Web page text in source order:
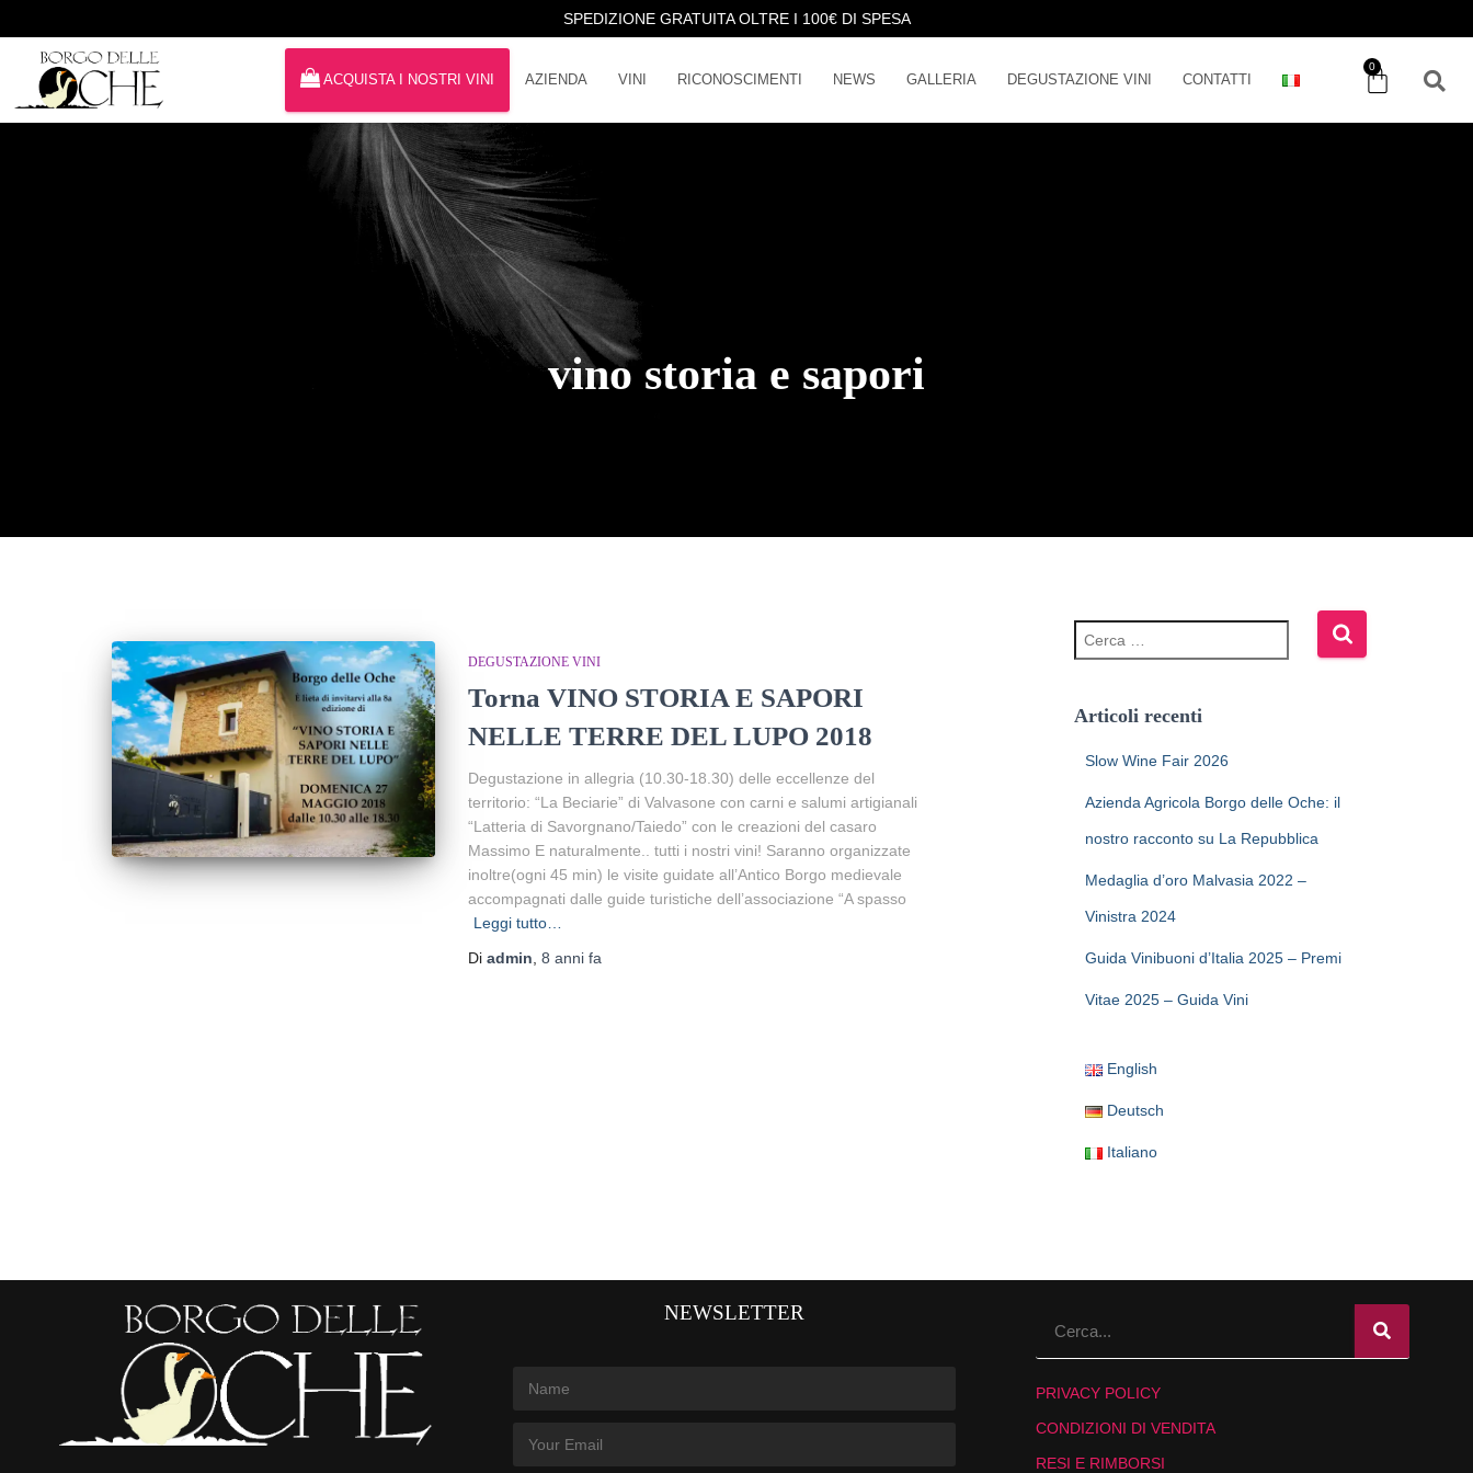
SPEDIZIONE GRATUITA OLTRE I 100€ DI SPESA
ACQUISTA I NOSTRI VINI AZIENDA VINI RICONOSCIMENTI NEWS GALLERIA DEGUSTAZIONE VINI CONTATTI
0
vino storia e sapori
DEGUSTAZIONE VINI
Torna VINO STORIA E SAPORI
NELLE TERRE DEL LUPO 2018
Degustazione in allegria (10.30-18.30) delle eccellenze del
territorio: “La Beciarie” di Valvasone con carni e salumi artigianali
“Latteria di Savorgnano/Taiedo” con le creazioni del casaro
Massimo E naturalmente.. tutti i nostri vini! Saranno organizzate
inoltre(ogni 45 min) le visite guidate all’Antico Borgo medievale
accompagnati dalle guide turistiche dell’associazione “A spasso
Leggi tutto…
Di admin 8 anni fa
Articoli recenti
Slow Wine Fair 2026
Azienda Agricola Borgo delle Oche: il
nostro racconto su La Repubblica
Medaglia d’oro Malvasia 2022 –
Vinistra 2024
Guida Vinibuoni d’Italia 2025 – Premi
Vitae 2025 – Guida Vini
English
Deutsch
Italiano
NEWSLETTER
PRIVACY POLICY
CONDIZIONI DI VENDITA
RESI E RIMBORSI